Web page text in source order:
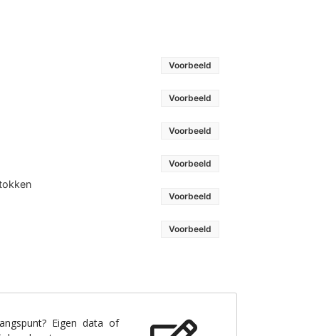
Voorbeeld
Voorbeeld
Voorbeeld
Voorbeeld
Voorbeeld
Voorbeeld
Eigen data of